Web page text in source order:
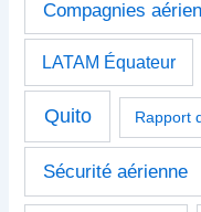
Compagnies
LATAM Équateur
Quito Rapport
Sécurité aérienne